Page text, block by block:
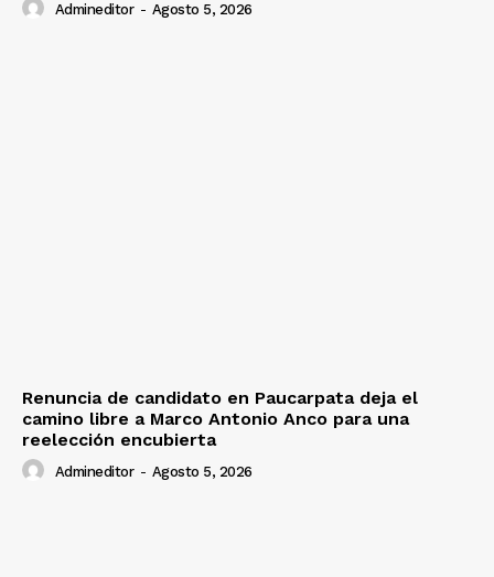
Admineditor - Agosto 5, 2026
Renuncia de candidato en Paucarpata deja el
camino libre a Marco Antonio Anco para una
reelección encubierta
Admineditor - Agosto 5, 2026